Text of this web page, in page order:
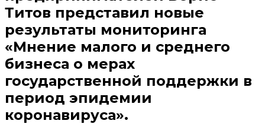
Титов представил новые
результаты мониторинга
«Мнение малого и среднего
бизнеса о мерах
государственной поддержки в
период эпидемии
коронавируса».